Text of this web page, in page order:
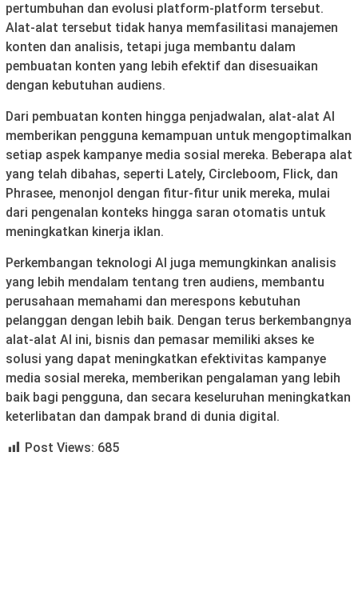
pertumbuhan dan evolusi platform-platform tersebut.
Alat-alat tersebut tidak hanya memfasilitasi manajemen
konten dan analisis, tetapi juga membantu dalam
pembuatan konten yang lebih efektif dan disesuaikan
dengan kebutuhan audiens.
Dari pembuatan konten hingga penjadwalan, alat-alat AI
memberikan pengguna kemampuan untuk mengoptimalkan
setiap aspek kampanye media sosial mereka. Beberapa alat
yang telah dibahas, seperti Lately, Circleboom, Flick, dan
Phrasee, menonjol dengan fitur-fitur unik mereka, mulai
dari pengenalan konteks hingga saran otomatis untuk
meningkatkan kinerja iklan.
Perkembangan teknologi AI juga memungkinkan analisis
yang lebih mendalam tentang tren audiens, membantu
perusahaan memahami dan merespons kebutuhan
pelanggan dengan lebih baik. Dengan terus berkembangnya
alat-alat AI ini, bisnis dan pemasar memiliki akses ke
solusi yang dapat meningkatkan efektivitas kampanye
media sosial mereka, memberikan pengalaman yang lebih
baik bagi pengguna, dan secara keseluruhan meningkatkan
keterlibatan dan dampak brand di dunia digital.
Post Views: 685